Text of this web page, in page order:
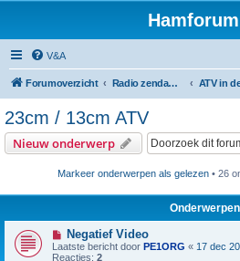
V&A
Forumoverzicht Radio zendamateur, luisteramateur en elektronica zelfbouw
23cm / 13cm ATV
Nieuw onderwerp
Markeer onderwerpen als gelezen • 26
Onderwerpen
Negatief Video
Laatste bericht door PE1ORG « 17 dec
Reacties: 2